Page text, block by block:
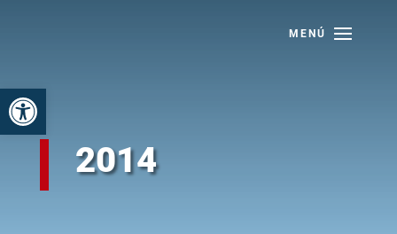
Abrir barra de herramientas
2014